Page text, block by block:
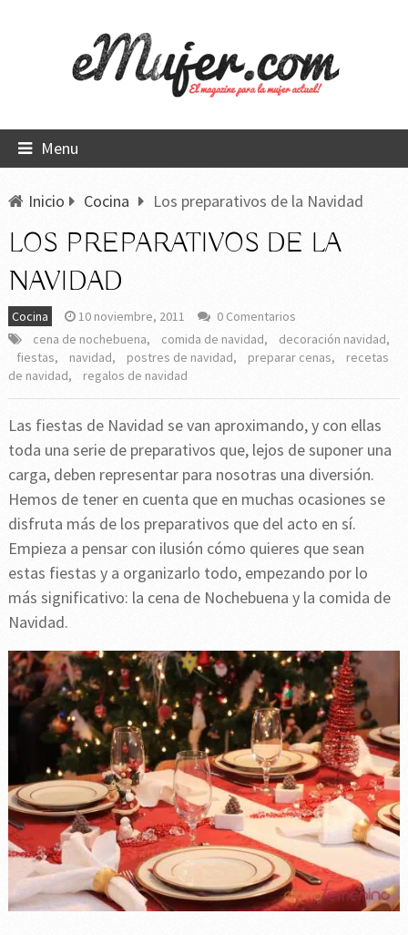
Menu
Inicio Cocina Los preparativos de la Navidad
LOS PREPARATIVOS DE LA
NAVIDAD
Cocina 10 noviembre, 2011
0 Comentarios
cena de nochebuena, comida de navidad, decoración navidad,
fiestas, navidad, postres de navidad, preparar cenas,
recetas
de navidad, regalos de navidad
Las fiestas de Navidad se van aproximando, y con ellas
toda una serie de preparativos que, lejos de suponer una
carga, deben representar para nosotras una diversión.
Hemos de tener en cuenta que en muchas ocasiones se
disfruta más de los preparativos que del acto en sí.
Empieza a pensar con ilusión cómo quieres que sean
estas fiestas y a organizarlo todo, empezando por lo
más significativo: la cena de Nochebuena y la comida de
Navidad.